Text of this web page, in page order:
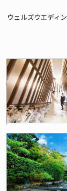
ウェルズウエディ